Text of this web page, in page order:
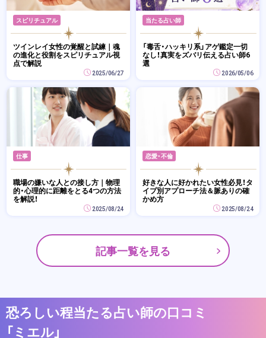
スピリチュアル
ツインレイ女性の覚醒と試練｜魂
の進化と役割をスピリチュアル視
点で解説
2025/06/27
当たる占い師
「毒舌・ハッキリ系」アゲ鑑定一切
なし！真実をズバリ伝える占い師6
選
2026/05/06
仕事
職場の嫌いな人との接し方｜物理
的・心理的に距離をとる4つの方法
を解説！
2025/08/24
恋愛・不倫
好きな人に好かれたい女性必見！タ
イプ別アプローチ法＆脈ありの確
かめ方
2025/08/24
記事一覧を見る
恐ろしい程当たる占い師の口コミ
「ミエル」